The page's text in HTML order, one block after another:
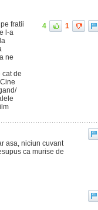
fratii
l-a
ne
cat de
4 1
asa, niciun cuvant
ca murise de